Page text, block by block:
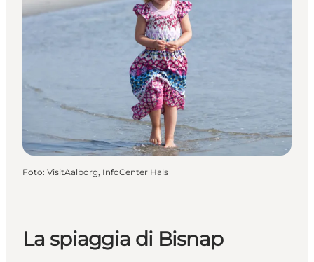
Foto: VisitAalborg, InfoCenter Hals
La spiaggia di Bisnap